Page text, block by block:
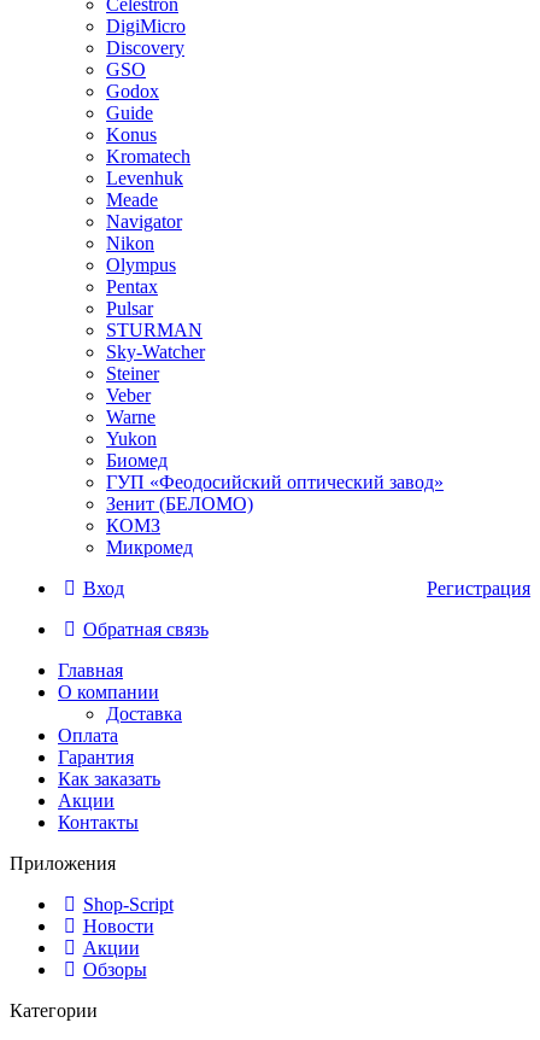
Celestron
DigiMicro
Discovery
GSO
Godox
Guide
Konus
Kromatech
Levenhuk
Meade
Navigator
Nikon
Olympus
Pentax
Pulsar
STURMAN
Sky-Watcher
Steiner
Veber
Warne
Yukon
Биомед
ГУП «Феодосийский оптический завод»
Зенит (БЕЛОМО)
КОМЗ
Микромед
Регистрация
Вход
Обратная связь
Главная
О компании
Доставка
Оплата
Гарантия
Как заказать
Акции
Контакты
Приложения
Shop-Script
Новости
Акции
Обзоры
Категории